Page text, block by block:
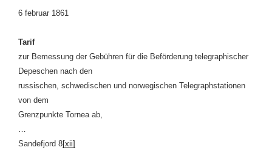
6 februar 1861
Tarif
zur Bemessung der Gebühren für die Beförderung telegraphischer
Depeschen nach den
russischen, schwedischen und norwegischen Telegraphstationen
von dem
Grenzpunkte Tornea ab,
…
Sandefjord 8[xii]